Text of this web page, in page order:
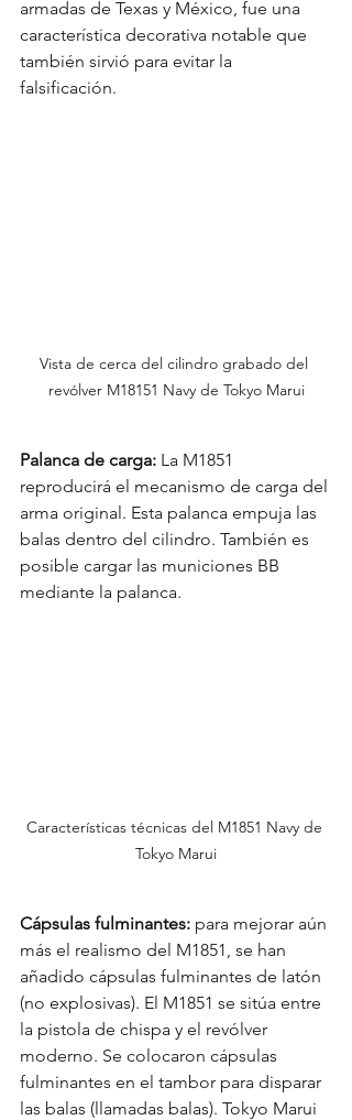
armadas de Texas y México, fue una
característica decorativa notable que
también sirvió para evitar la
falsificación.
Vista de cerca del cilindro grabado del
revólver M18151 Navy de Tokyo Marui
Palanca de carga: La M1851
reproducirá el mecanismo de carga del
arma original. Esta palanca empuja las
balas dentro del cilindro. También es
posible cargar las municiones BB
mediante la palanca.
Características técnicas del M1851 Navy de
Tokyo Marui
Cápsulas fulminantes: para mejorar aún
más el realismo del M1851, se han
añadido cápsulas fulminantes de latón
(no explosivas). El M1851 se sitúa entre
la pistola de chispa y el revólver
moderno. Se colocaron cápsulas
fulminantes en el tambor para disparar
las balas (llamadas balas). Tokyo Marui